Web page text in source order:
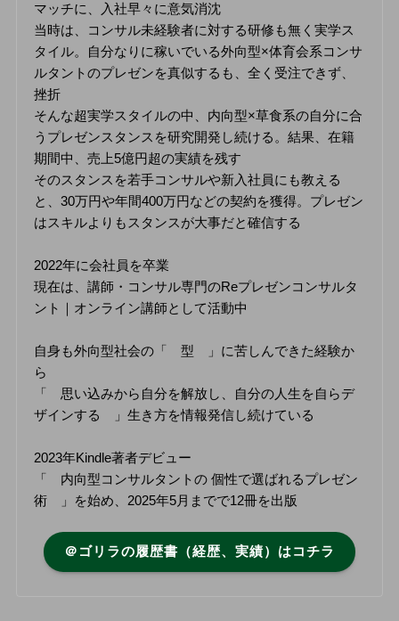
マッチに、入社早々に意気消沈
当時は、コンサル未経験者に対する研修も無く実学ス
タイル。自分なりに稼いでいる外向型×体育会系コンサ
ルタントのプレゼンを真似するも、全く受注できず、
挫折
そんな超実学スタイルの中、内向型×草食系の自分に合
うプレゼンスタンスを研究開発し続ける。結果、在籍
期間中、売上5億円超の実績を残す
そのスタンスを若手コンサルや新入社員にも教える
と、30万円や年間400万円などの契約を獲得。プレゼン
はスキルよりもスタンスが大事だと確信する
2022年に会社員を卒業
現在は、講師・コンサル専門のReプレゼンコンサルタ
ント｜オンライン講師として活動中
自身も外向型社会の「 型 」に苦しんできた経験か
ら
「 思い込みから自分を解放し、自分の人生を自らデ
ザインする 」生き方を情報発信し続けている
2023年Kindle著者デビュー
「 内向型コンサルタントの 個性で選ばれるプレゼン
術 」を始め、2025年5月までで12冊を出版
＠ゴリラの履歴書（経歴、実績）はコチラ